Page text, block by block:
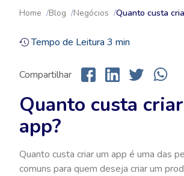
Home Blog Negócios Quanto custa
Tempo de Leitura 3 min
Compartilhar
Quanto custa
app?
Quanto custa criar um app é uma das
comuns para quem deseja criar um